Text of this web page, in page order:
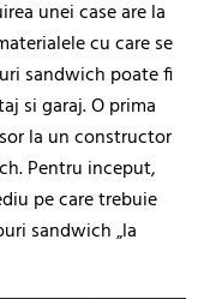
unei case are la
cu care se
sandwich poate fi
si garaj. O prima
la un constructor
Pentru inceput,
pe care trebuie
sandwich „la